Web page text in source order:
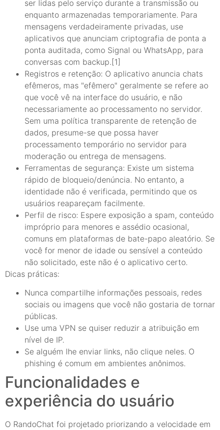
ser lidas pelo serviço durante a transmissão ou
enquanto armazenadas temporariamente. Para
mensagens verdadeiramente privadas, use
aplicativos que anunciam criptografia de ponta a
ponta auditada, como Signal ou WhatsApp, para
conversas com backup.[1]
Registros e retenção: O aplicativo anuncia chats
efêmeros, mas "efêmero" geralmente se refere ao
que você vê na interface do usuário, e não
necessariamente ao processamento no servidor.
Sem uma política transparente de retenção de
dados, presume-se que possa haver
processamento temporário no servidor para
moderação ou entrega de mensagens.
Ferramentas de segurança: Existe um sistema
rápido de bloqueio/denúncia. No entanto, a
identidade não é verificada, permitindo que os
usuários reapareçam facilmente.
Perfil de risco: Espere exposição a spam, conteúdo
impróprio para menores e assédio ocasional,
comuns em plataformas de bate-papo aleatório. Se
você for menor de idade ou sensível a conteúdo
não solicitado, este não é o aplicativo certo.
Dicas práticas:
Nunca compartilhe informações pessoais, redes
sociais ou imagens que você não gostaria de tornar
públicas.
Use uma VPN se quiser reduzir a atribuição em
nível de IP.
Se alguém lhe enviar links, não clique neles. O
phishing é comum em ambientes anônimos.
Funcionalidades e
experiência do usuário
O RandoChat foi projetado priorizando a velocidade em